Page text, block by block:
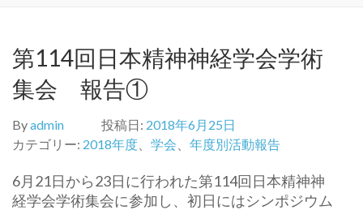
第114回日本精神神経学会学術
集会 報告①
Byadmin 投稿日: 2018年6月25日
カテゴリー: 2018年度 学会 年度別活動報告
6月21日から23日に行われた第114回日本精神神
経学会学術集会に参加し、初日にはシンポジウム